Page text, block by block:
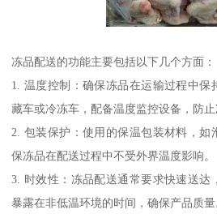
冻品配送的功能主要包括以下几个方面：
1. 温度控制：确保冻品在运输过程中保
藏车或冷冻车，配备温度监控设备，防止
2. 包装保护：使用的保温包装材料，如
保冻品在配送过程中不受外界温度影响。
3. 时效性：冻品配送通常要求快速送达
暴露在非低温环境的时间，确保产品质量